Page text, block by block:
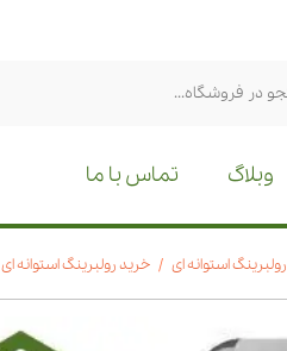
وبلاگ تماس با ما
رولبرینگ استوانه ای خرید رولبرینگ استوانه ای NU 314 ECP